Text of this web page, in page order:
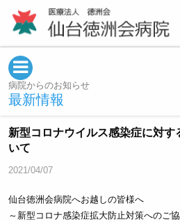
病院からのお知らせ
最新情報
新型コロナウイルス感染症に対
いて
2021/04/07
仙台徳洲会病院へお越しの皆様へ
～新型コロナ感染症拡大防止対策へのご